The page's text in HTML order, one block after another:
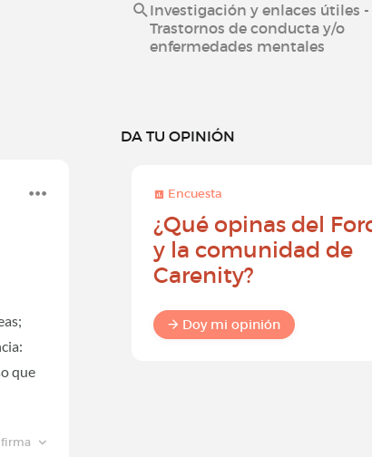
que
firma
Investigación y enlaces útiles -
Trastornos de conducta y/o
enfermedades mentales
DA TU OPINIÓN
Encuesta
¿Qué opinas del
y la comunidad de
Carenity?
Doy mi opinión